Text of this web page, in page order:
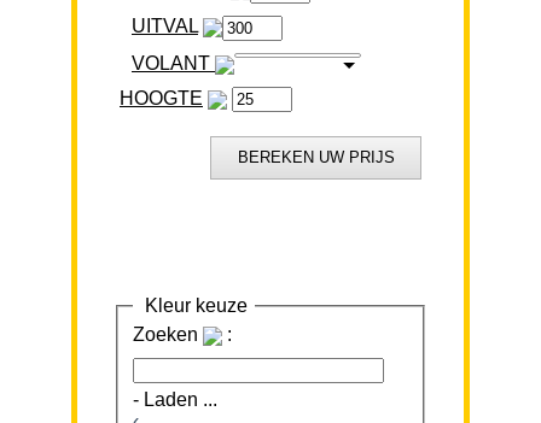
VOLANT
HOOGTE
Kleur keuze
Zoeken
:
- Laden ...